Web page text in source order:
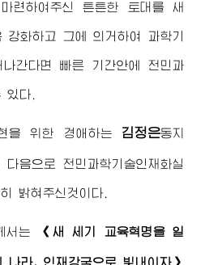
련하여주신 튼튼한 토대를 새
화하고 그에 의거하여 과학기
나간다면 빠른 기간안에 전민과
있다.
현을 위한 경애하는 김정은동지
음으로 전민과학기술인재화실
밝혀주신것이다.
서는 《새 세기 교육혁명을 일
라, 인재강국으로 빛내이자》